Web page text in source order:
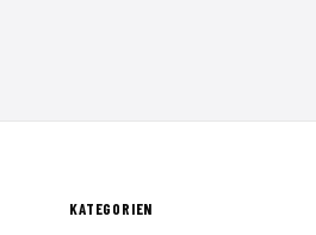
KATEGORIEN